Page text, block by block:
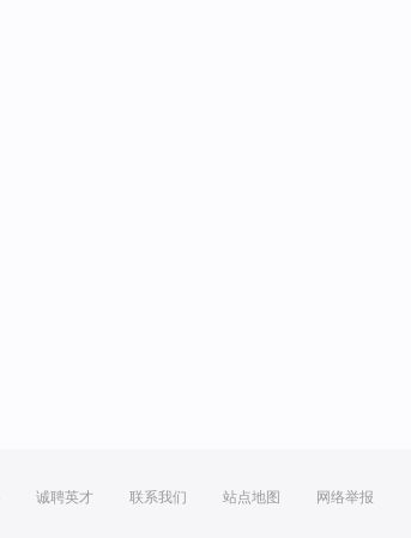
诚聘英才 联系我们 站点地图 网络举报